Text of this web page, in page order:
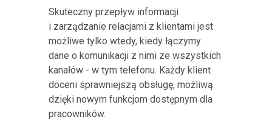
Skuteczny przepływ informacji
i zarządzanie relacjami z klientami jest
możliwe tylko wtedy, kiedy łączymy
dane o komunikacji z nimi ze wszystkich
kanałów - w tym telefonu. Każdy klient
doceni sprawniejszą obsługę, możliwą
dzięki nowym funkcjom dostępnym dla
pracowników.